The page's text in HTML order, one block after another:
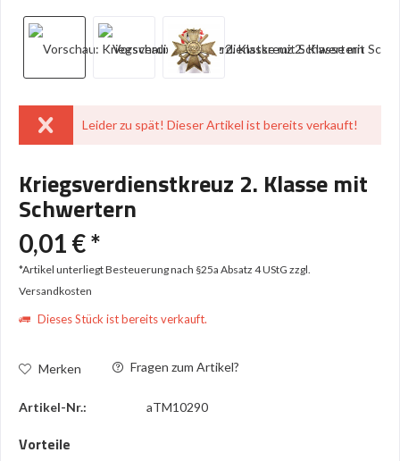
Leider zu spät! Dieser Artikel ist bereits verkauft!
Kriegsverdienstkreuz 2. Klasse mit
Schwertern
0,01 € *
*Artikel unterliegt Besteuerung nach §25a Absatz 4 UStG zzgl.
Versandkosten
Dieses Stück ist bereits verkauft.
Merken Fragen zum Artikel?
Artikel-Nr.: aTM10290
Vorteile